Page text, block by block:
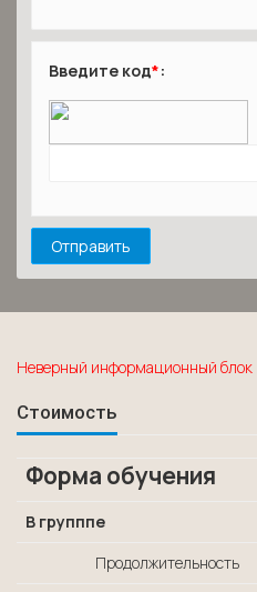
Введите код*:
Неверный информационный блок
Стоимость
Форма обучения
В групппе
Продолжительность